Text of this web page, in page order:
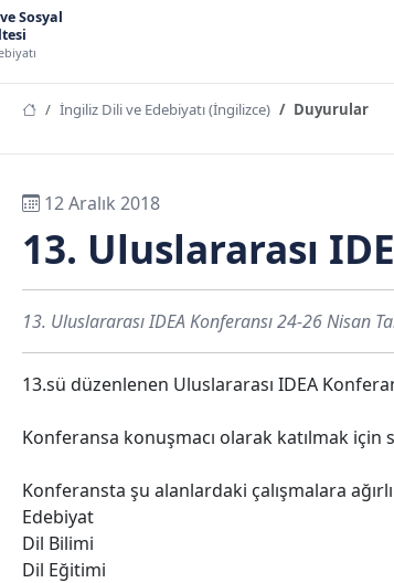
Sosyal
İngiliz Dili ve Edebiyatı (İngilizce) Duyurular
12 Aralık 2018
13. Uluslararası
13. Uluslararası IDEA Konferansı 24-26 Nisan
13.sü düzenlenen Uluslararası IDEA
Konferansa konuşmacı olarak katılmak için
Konferansta şu alanlardaki çalışmalara
Edebiyat
Dil Bilimi
Dil Eğitimi